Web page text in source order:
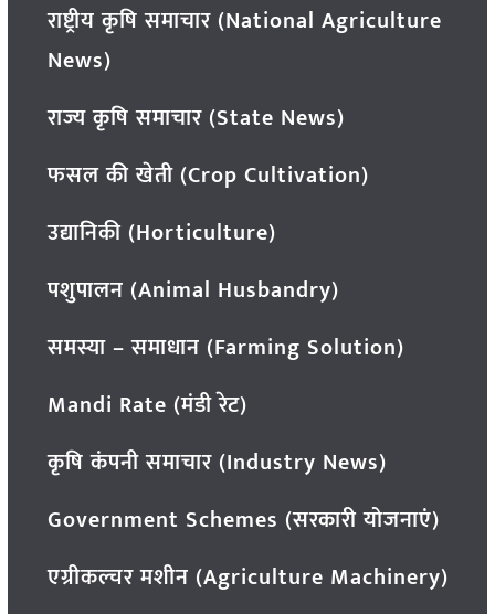
राष्ट्रीय कृषि समाचार (National Agriculture
News)
राज्य कृषि समाचार (State News)
फसल की खेती (Crop Cultivation)
उद्यानिकी (Horticulture)
पशुपालन (Animal Husbandry)
समस्या – समाधान (Farming Solution)
Mandi Rate (मंडी रेट)
कृषि कंपनी समाचार (Industry News)
Government Schemes (सरकारी योजनाएं)
एग्रीकल्चर मशीन (Agriculture Machinery)